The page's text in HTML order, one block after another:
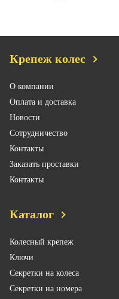
Крепеж колес
О компании
Оплата и доставка
Новости
Сотрудничество
Контакты
Заказать проставки
Контакты
Каталог
Колесный крепеж
Ключи
Секретки на колеса
Секретки на номера